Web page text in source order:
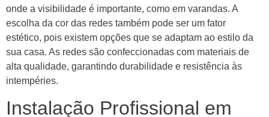
onde a visibilidade é importante, como em varandas. A
escolha da cor das redes também pode ser um fator
estético, pois existem opções que se adaptam ao estilo da
sua casa. As redes são confeccionadas com materiais de
alta qualidade, garantindo durabilidade e resistência às
intempéries.
Instalação Profissional em